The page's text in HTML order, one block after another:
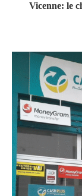
Vicenne: le